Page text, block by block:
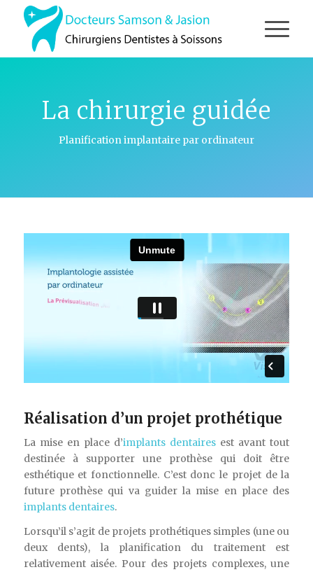
La chirurgie guidée
Planification implantaire par ordinateur
Réalisation d’un projet prothétique
La mise en place d’implants dentaires est avant tout
destinée à supporter une prothèse qui doit être
esthétique et fonctionnelle. C’est donc le projet de la
future prothèse qui va guider la mise en place des
implants dentaires.
Lorsqu’il s’agit de projets prothétiques simples (une ou
deux dents), la planification du traitement est
relativement aisée. Pour des projets complexes, une